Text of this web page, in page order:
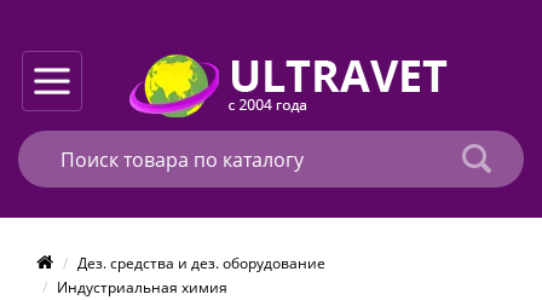
Дез. средства и дез. оборудование
Индустриальная химия